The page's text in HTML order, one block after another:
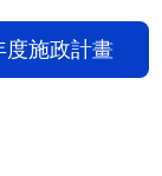
度施政計畫